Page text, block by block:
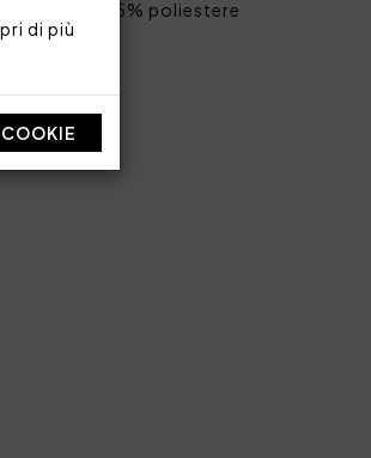
di più
riciclato 35% poliestere